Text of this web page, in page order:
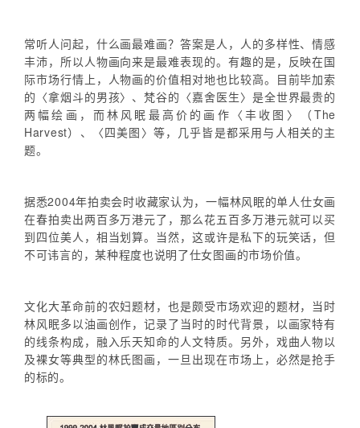
常听人问起，什么画最难画？答案是人，人的多样性、情感
丰沛，所以人物画向来是最难表现的。有趣的是，反映在国
际市场行情上，人物画的价值相对地也比较高。目前毕加索
的〈拿烟斗的男孩〉、梵谷的〈嘉舍医生〉是全世界最贵的
两幅绘画，而林风眠最高价的画作〈丰收图〉（The
Harvest）、〈四美图〉等，几乎皆是都采用与人相关的主
题。
据悉2004年拍卖会时收藏家认为，一幅林风眠的单人仕女画
在春拍卖出两百多万港元了，那么花五百多万港元就可以买
到四位美人，相当划算。当然，这或许是私下的玩笑话，但
不可讳言的，某种程度也说明了仕女图画的市场价值。
文化大革命前的农妇题材，也是颇受市场欢迎的题材，当时
林风眠多以油画创作，记录了当时的时代背景，以画家特有
的线条构成，融入乐天知命的人文特质。另外，戏曲人物以
及裸女等典型的林氏图画，一旦出现在市场上，必然是抢手
的标的。